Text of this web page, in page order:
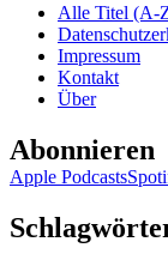
Alle Titel (A-
Impressum
Kontakt
Über
Abonnieren
Apple Podcasts